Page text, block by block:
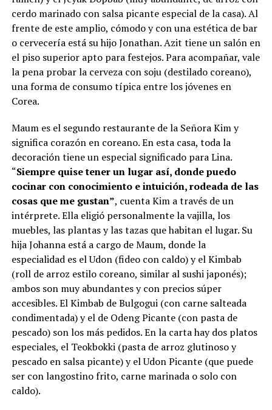
cerdo marinado con salsa picante especial de la casa). Al
frente de este amplio, cómodo y con una estética de bar
o cervecería está su hijo Jonathan. Azit tiene un salón en
el piso superior apto para festejos. Para acompañar, vale
la pena probar la cerveza con soju (destilado coreano),
una forma de consumo típica entre los jóvenes en
Corea.
Maum es el segundo restaurante de la Señora Kim y
significa corazón en coreano. En esta casa, toda la
decoración tiene un especial significado para Lina.
“Siempre quise tener un lugar así, donde puedo
cocinar con conocimiento e intuición, rodeada de las
cosas que me gustan”, cuenta Kim a través de un
intérprete. Ella eligió personalmente la vajilla, los
muebles, las plantas y las tazas que habitan el lugar. Su
hija Johanna está a cargo de Maum, donde la
especialidad es el Udon (fideo con caldo) y el Kimbab
(roll de arroz estilo coreano, similar al sushi japonés);
ambos son muy abundantes y con precios súper
accesibles. El Kimbab de Bulgogui (con carne salteada
condimentada) y el de Odeng Picante (con pasta de
pescado) son los más pedidos. En la carta hay dos platos
especiales, el Teokbokki (pasta de arroz glutinoso y
pescado en salsa picante) y el Udon Picante (que puede
ser con langostino frito, carne marinada o solo con
caldo).